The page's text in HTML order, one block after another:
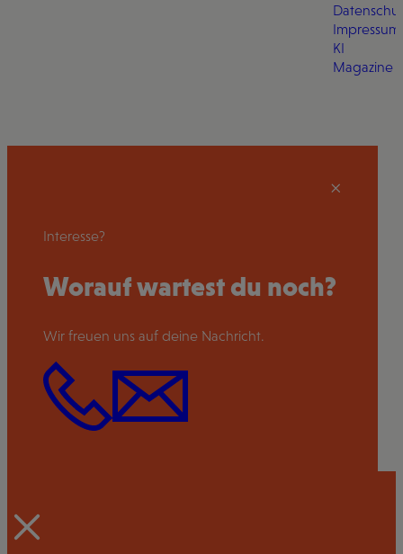
Impressum
KI
Magazine
Interesse?
Worauf wartest du noch?
Wir freuen uns auf deine Nachricht.